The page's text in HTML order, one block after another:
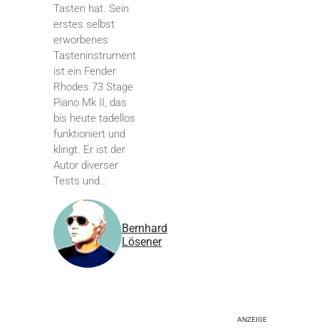
Tasten hat. Sein
erstes selbst
erworbenes
Tasteninstrument
ist ein Fender
Rhodes 73 Stage
Piano Mk II, das
bis heute tadellos
funktioniert und
klingt. Er ist der
Autor diverser
Tests und…
Bernhard
Lösener
ANZEIGE